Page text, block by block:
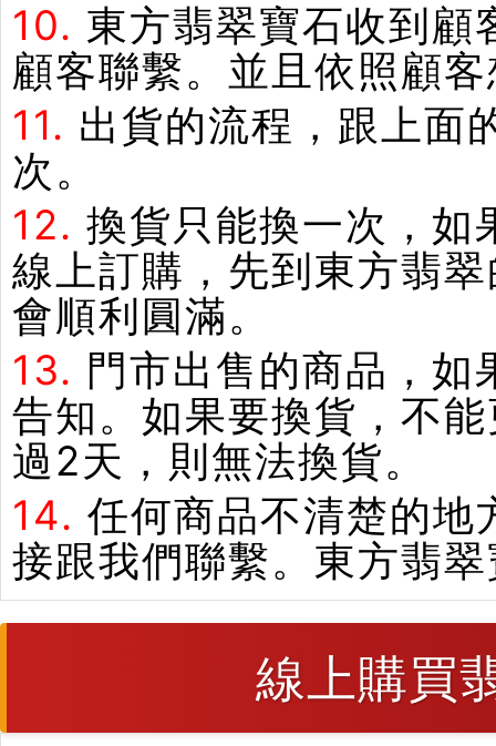
10. 東方翡翠寶石收到顧
顧客聯繫。並且依照顧
11. 出貨的流程，跟上面
次。
12. 換貨只能換一次，如
線上訂購，先到東方翡
會順利圓滿。
13. 門市出售的商品，
告知。如果要換貨，不
過2天，則無法換貨。
14. 任何商品不清楚的地
接跟我們聯繫。東方翡
線上購買